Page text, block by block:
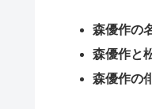
森優作の
森優作と
森優作の